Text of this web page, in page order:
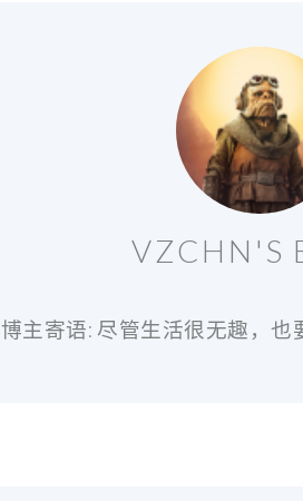
VZCHN'S
博主寄语: 尽管生活很无趣，也